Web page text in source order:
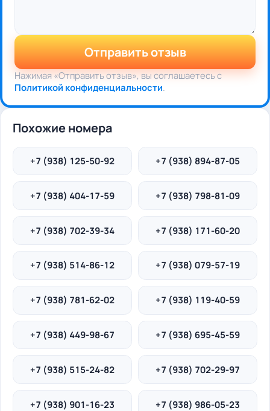
Отправить отзыв
Нажимая «Отправить отзыв», вы соглашаетесь с
Политикой конфиденциальности.
Похожие номера
+7 (938) 125-50-92 +7 (938) 894-87-05
+7 (938) 404-17-59 +7 (938) 798-81-09
+7 (938) 702-39-34 +7 (938) 171-60-20
+7 (938) 514-86-12 +7 (938) 079-57-19
+7 (938) 781-62-02 +7 (938) 119-40-59
+7 (938) 449-98-67 +7 (938) 695-45-59
+7 (938) 515-24-82 +7 (938) 702-29-97
+7 (938) 901-16-23 +7 (938) 986-05-23